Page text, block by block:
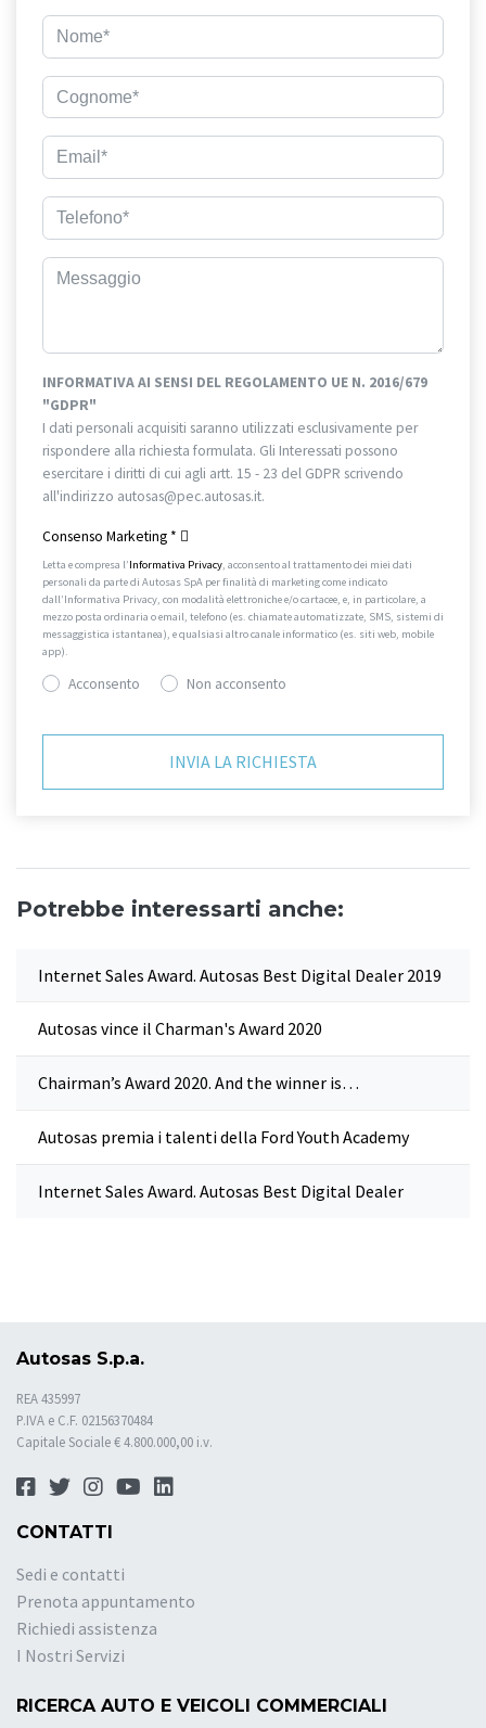
INFORMATIVA AI SENSI DEL REGOLAMENTO UE N. 2016/679
"GDPR"
I dati personali acquisiti saranno utilizzati esclusivamente per
rispondere alla richiesta formulata. Gli Interessati possono
esercitare i diritti di cui agli artt. 15 - 23 del GDPR scrivendo
all'indirizzo autosas@pec.autosas.it.
Consenso Marketing *
Letta e compresa l’Informativa Privacy, acconsento al trattamento dei miei dati
personali da parte di Autosas SpA per finalità di marketing come indicato
dall’Informativa Privacy, con modalità elettroniche e/o cartacee, e, in particolare, a
mezzo posta ordinaria o email, telefono (es. chiamate automatizzate, SMS, sistemi di
messaggistica istantanea), e qualsiasi altro canale informatico (es. siti web, mobile
app).
Acconsento Non acconsento
Potrebbe interessarti anche:
Internet Sales Award. Autosas Best Digital Dealer 2019
Autosas vince il Charman's Award 2020
Chairman’s Award 2020. And the winner is…
Autosas premia i talenti della Ford Youth Academy
Internet Sales Award. Autosas Best Digital Dealer
Autosas S.p.a.
REA 435997
P.IVA e C.F. 02156370484
Capitale Sociale € 4.800.000,00 i.v.
CONTATTI
Sedi e contatti
Prenota appuntamento
Richiedi assistenza
I Nostri Servizi
RICERCA AUTO E VEICOLI COMMERCIALI